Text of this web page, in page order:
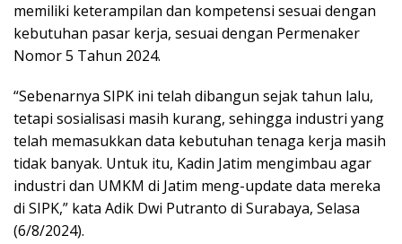
memiliki keterampilan dan kompetensi sesuai dengan
kebutuhan pasar kerja, sesuai dengan Permenaker
Nomor 5 Tahun 2024.
“Sebenarnya SIPK ini telah dibangun sejak tahun lalu,
tetapi sosialisasi masih kurang, sehingga industri yang
telah memasukkan data kebutuhan tenaga kerja masih
tidak banyak. Untuk itu, Kadin Jatim mengimbau agar
industri dan UMKM di Jatim meng-update data mereka
di SIPK,” kata Adik Dwi Putranto di Surabaya, Selasa
(6/8/2024).